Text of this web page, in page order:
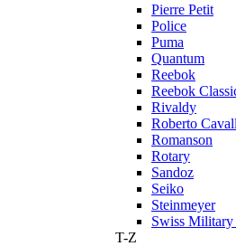
Pierre Petit
Police
Puma
Quantum
Reebok
Reebok
Rivaldy
Roberto
Romanson
Rotary
Sandoz
Seiko
Steinmeyer
Swiss Military
T-Z